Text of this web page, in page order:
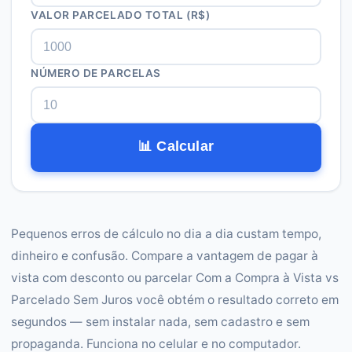
VALOR PARCELADO TOTAL (R$)
NÚMERO DE PARCELAS
📊 Calcular
Pequenos erros de cálculo no dia a dia custam tempo,
dinheiro e confusão. Compare a vantagem de pagar à
vista com desconto ou parcelar Com a Compra à Vista vs
Parcelado Sem Juros você obtém o resultado correto em
segundos — sem instalar nada, sem cadastro e sem
propaganda. Funciona no celular e no computador.